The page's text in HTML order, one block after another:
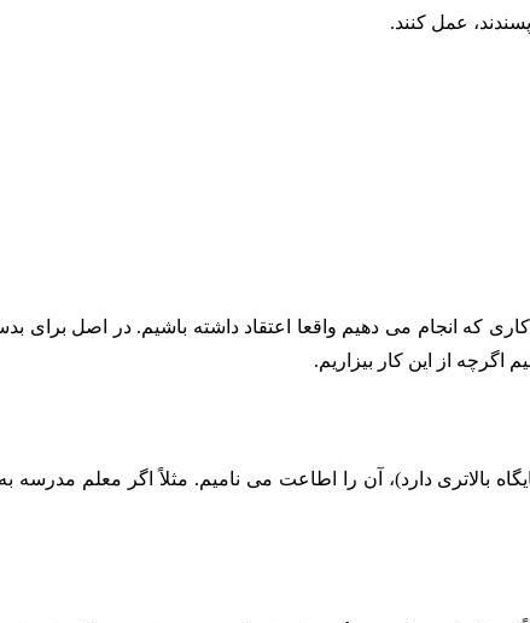
عمل کنند.
که انجام می دهیم واقعا اعتقاد داشته باشیم. در اصل برای
اگرچه از این کار بیزاریم.
بالاتری دارد)، آن را اطاعت می نامیم. مثلاً اگر معلم مدرسه